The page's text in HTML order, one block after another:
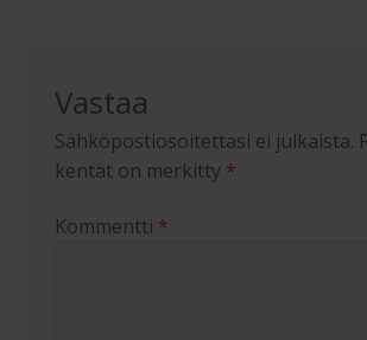
Vastaa
Sähköpostiosoitettasi ei julkaista.
kentät on merkitty *
Kommentti *